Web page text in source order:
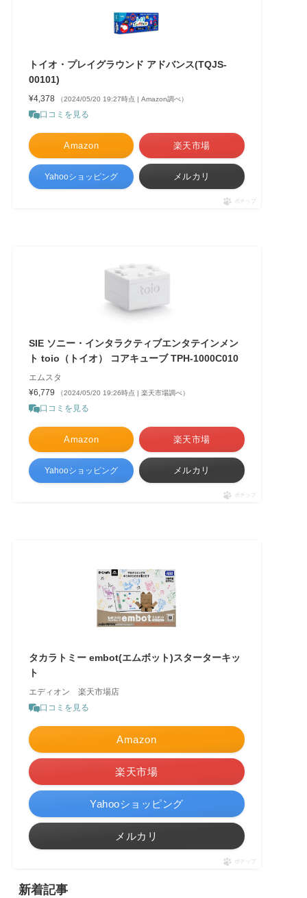
トイオ・プレイグラウンド アドバンス(TQJS-
00101)
¥4,378 （2024/05/20 19:27時点 | Amazon調べ）
口コミを見る
Amazon 楽天市場
Yahooショッピング メルカリ
ポチップ
SIE ソニー・インタラクティブエンタテインメン
ト toio（トイオ） コアキューブ TPH-1000C010
エムスタ
¥6,779
（2024/05/20 19:26時点 | 楽天市場調べ）
口コミを見る
Amazon 楽天市場
Yahooショッピング メルカリ
ポチップ
タカラトミー embot(エムボット)スターターキッ
ト
エディオン 楽天市場店
口コミを見る
Amazon
楽天市場
Yahooショッピング
メルカリ
ポチップ
新着記事